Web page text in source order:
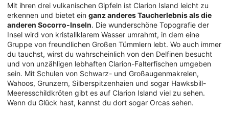
Mit ihren drei vulkanischen Gipfeln ist Clarion Island leicht zu
erkennen und bietet ein ganz anderes Taucherlebnis als die
anderen Socorro-Inseln. Die wunderschöne Topografie der
Insel wird von kristallklarem Wasser umrahmt, in dem eine
Gruppe von freundlichen Großen Tümmlern lebt. Wo auch immer
du tauchst, wirst du wahrscheinlich von den Delfinen besucht
und von unzähligen lebhaften Clarion-Falterfischen umgeben
sein. Mit Schulen von Schwarz- und Großaugenmakrelen,
Wahoos, Grunzern, Silberspitzenhaien und sogar Hawksbill-
Meeresschildkröten gibt es auf Clarion Island viel zu sehen.
Wenn du Glück hast, kannst du dort sogar Orcas sehen.